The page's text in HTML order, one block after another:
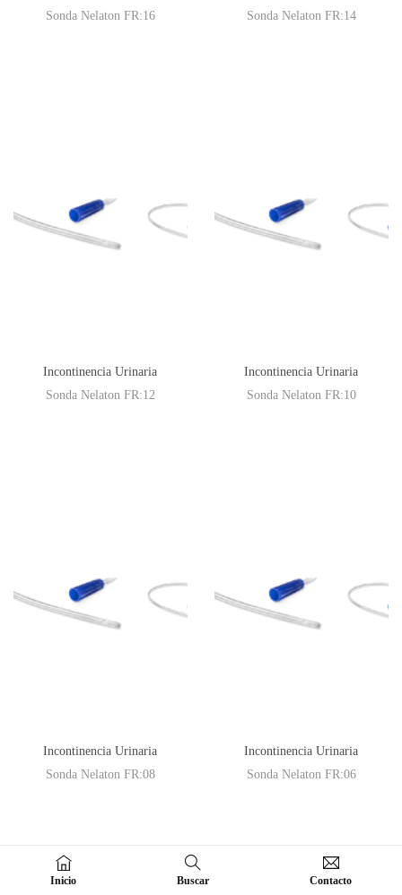
Sonda Nelaton FR:16
Sonda Nelaton FR:14
Incontinencia Urinaria
Sonda Nelaton FR:12
Incontinencia Urinaria
Sonda Nelaton FR:10
Incontinencia Urinaria
Sonda Nelaton FR:08
Incontinencia Urinaria
Sonda Nelaton FR:06
Inicio Buscar Contacto